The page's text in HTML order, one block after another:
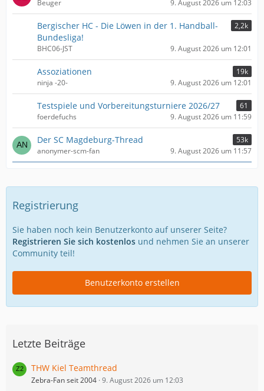
Beuger
9. August 2026 um 12:03
Bergischer HC - Die Löwen in der 1. Handball-
Bundesliga!
2,2k
BHC06-JST 9. August 2026 um 12:01
Assoziationen
19k
ninja -20-
9. August 2026 um 12:01
Testspiele und Vorbereitungsturniere 2026/27
61
foerdefuchs
9. August 2026 um 11:59
Der SC Magdeburg-Thread
53k
anonymer-scm-fan
9. August 2026 um 11:57
Registrierung
Sie haben noch kein Benutzerkonto auf unserer Seite?
Registrieren Sie sich kostenlos und nehmen Sie an unserer
Community teil!
Benutzerkonto erstellen
Letzte Beiträge
THW Kiel Teamthread
Zebra-Fan seit 2004 9. August 2026 um 12:03